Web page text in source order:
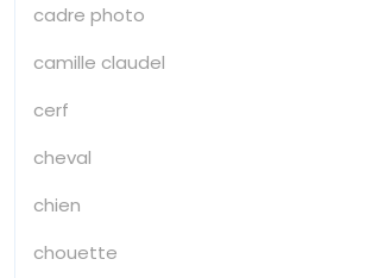
cadre photo
camille claudel
cerf
cheval
chien
chouette